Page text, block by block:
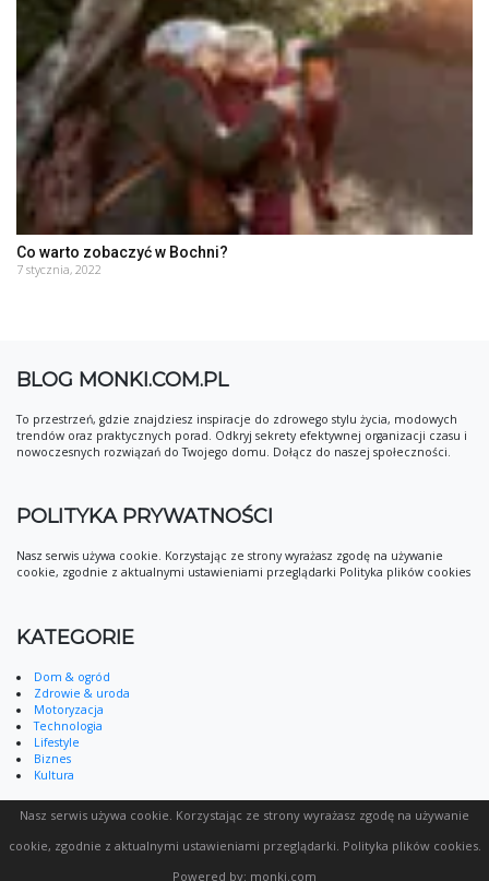
Co warto zobaczyć w Bochni?
7 stycznia, 2022
BLOG MONKI.COM.PL
To przestrzeń, gdzie znajdziesz inspiracje do zdrowego stylu życia, modowych
trendów oraz praktycznych porad. Odkryj sekrety efektywnej organizacji czasu i
nowoczesnych rozwiązań do Twojego domu. Dołącz do naszej społeczności.
POLITYKA PRYWATNOŚCI
Nasz serwis używa cookie. Korzystając ze strony wyrażasz zgodę na używanie
cookie, zgodnie z aktualnymi ustawieniami przeglądarki Polityka plików cookies
KATEGORIE
Dom & ogród
Zdrowie & uroda
Motoryzacja
Technologia
Lifestyle
Biznes
Kultura
Nasz serwis używa cookie. Korzystając ze strony wyrażasz zgodę na używanie
cookie, zgodnie z aktualnymi ustawieniami przeglądarki. Polityka plików cookies.
Powered by: monki.com